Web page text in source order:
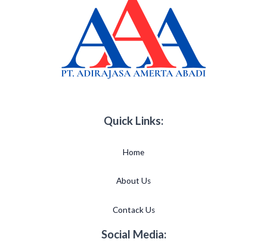
Quick Links:
Home
About Us
Contack Us
Social Media: